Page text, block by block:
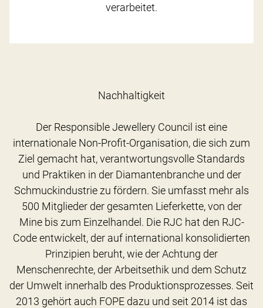
verarbeitet.
Nachhaltigkeit
Der Responsible Jewellery Council ist eine
internationale Non-Profit-Organisation, die sich zum
Ziel gemacht hat, verantwortungsvolle Standards
und Praktiken in der Diamantenbranche und der
Schmuckindustrie zu fördern. Sie umfasst mehr als
500 Mitglieder der gesamten Lieferkette, von der
Mine bis zum Einzelhandel. Die RJC hat den RJC-
Code entwickelt, der auf international konsolidierten
Prinzipien beruht, wie der Achtung der
Menschenrechte, der Arbeitsethik und dem Schutz
der Umwelt innerhalb des Produktionsprozesses. Seit
2013 gehört auch FOPE dazu und seit 2014 ist das